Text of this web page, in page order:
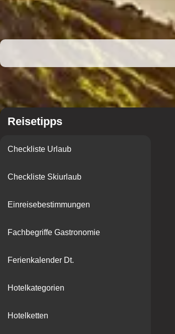
Reisetipps
Checkliste Urlaub
Checkliste Skiurlaub
Einreisebestimmungen
Fachbegriffe Gastronomie
Ferienkalender Dt.
Hotelkategorien
Hotelketten